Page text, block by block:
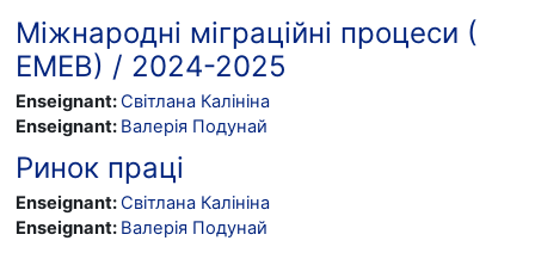
Міжнародні міграційні процеси (
ЕМЕВ) / 2024-2025
Enseignant:Світлана Калініна
Enseignant: Валерія Подунай
Ринок праці
Enseignant:Світлана Калініна
Enseignant: Валерія Подунай